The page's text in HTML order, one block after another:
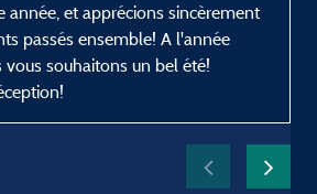
année, et apprécions sincèrement
passés ensemble! A l'année
vous souhaitons un bel été!